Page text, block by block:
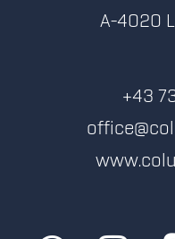
A-4020
+43